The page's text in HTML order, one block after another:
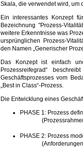
Skala, die verwendet wird, um
Ein interessantes Konzept
Bezeichnung "Prozess-
weitere Erkenntnisse was
ursprünglichen Prozess-
den Namen „Generischer
Das Konzept ist einfach
Prozessreifegrad“
Geschäftsprozesses vom
„Best in Class“-Prozess.
Die Entwicklung eines
PHASE 1: Prozess
(Prozessrahmen
PHASE 2: Prozess
(Anforderungen